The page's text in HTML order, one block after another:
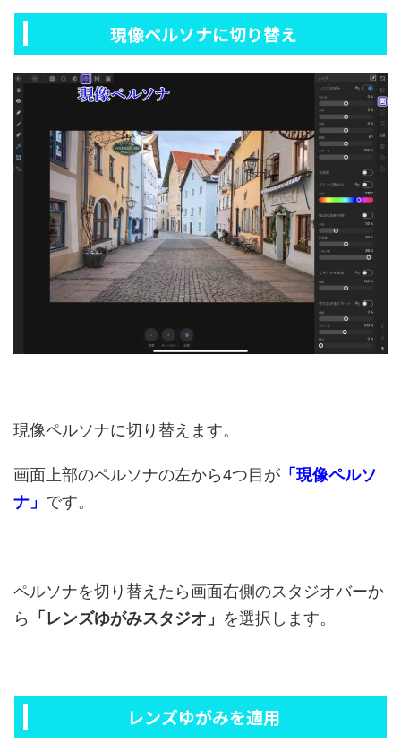
現像ペルソナに切り替え
現像ペルソナに切り替えます。
画面上部のペルソナの左から4つ目が 「現像ペルソ
ナ」 です。
ペルソナを切り替えたら画面右側のスタジオバーか
ら
「レンズゆがみスタジオ」 を選択します。
レンズゆがみを適用